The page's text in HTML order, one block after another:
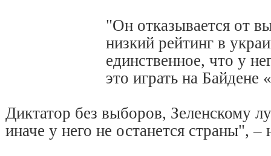
"Он отказывается от
низкий рейтинг в
единственное, что у
это играть на Байдене
Диктатор без выборов, Зеленскому
иначе у него не останется страны", –